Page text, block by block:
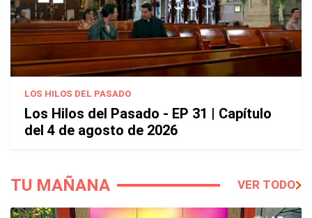
LOS HILOS DEL PASADO
Los Hilos del Pasado - EP 31 | Capítulo
del 4 de agosto de 2026
TU MAÑANA VER TODO